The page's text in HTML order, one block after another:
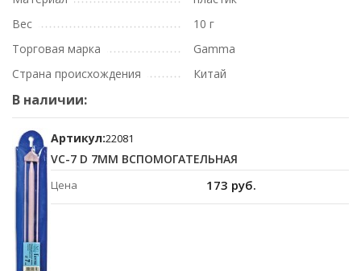
Вес
10 г
Торговая марка
Gamma
Страна происхождения
Китай
В наличии:
Артикул:22081
VC-7 D 7ММ ВСПОМОГАТЕЛЬНАЯ
Цена 173 руб.